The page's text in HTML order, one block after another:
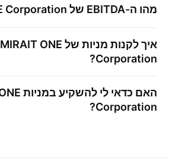
מהו ה-EBITDA של Corporation
איך לקנות מניות של MIRAIT ONE
Corporation
?
האם כדאי לי להשקיע במניות
Corporation
?